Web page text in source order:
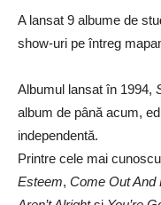
A lansat 9 albume de
show-uri pe întreg
Albumul lansat în 1994,
album de până acum,
independentă.
Printre cele mai
Esteem, Come Out And